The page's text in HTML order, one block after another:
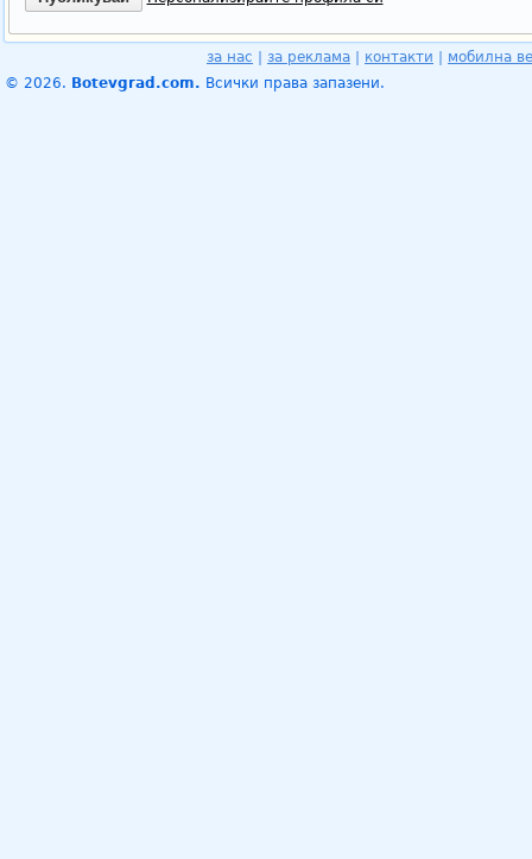
за нас за реклама контакти
мобилна
© 2026. Botevgrad.com. Всички права запазени.